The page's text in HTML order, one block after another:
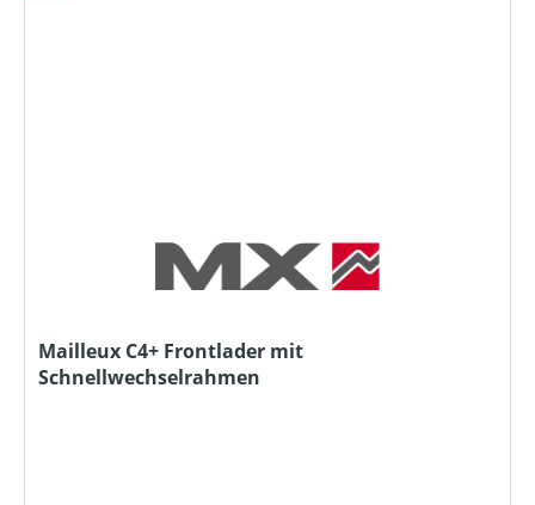
Mailleux C4+ Frontlader mit
Schnellwechselrahmen